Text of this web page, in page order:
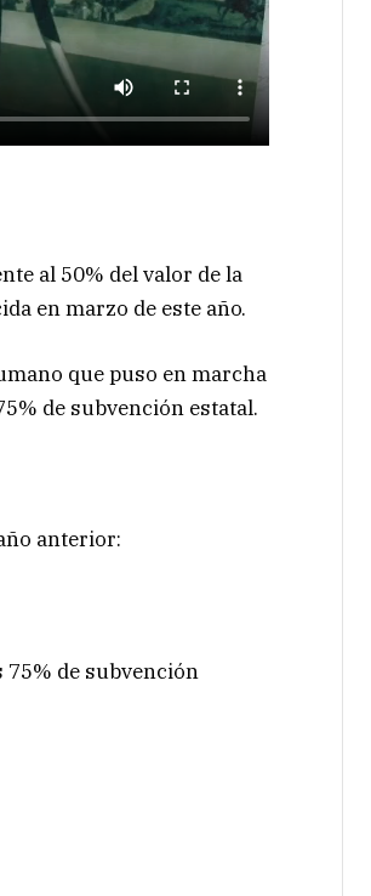
al 50% del valor de la
en marzo de este año.
que puso en marcha
de subvención estatal.
anterior:
75% de subvención